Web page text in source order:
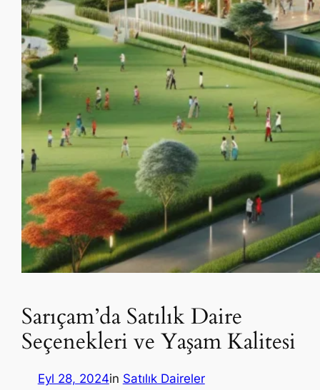
Sarıçam’da Satılık Daire
Seçenekleri ve Yaşam Kalitesi
Eyl 28, 2024in Satılık Daireler